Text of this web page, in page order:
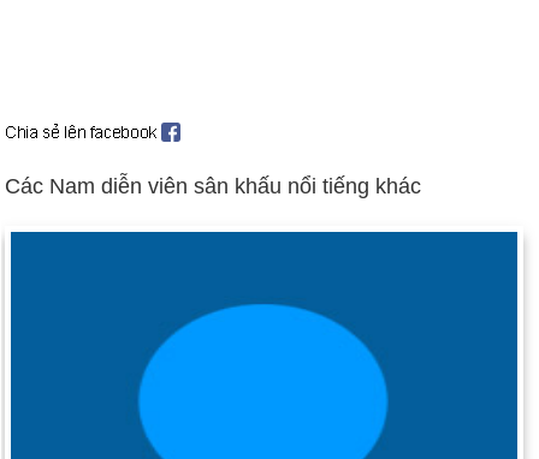
Các Nam diễn viên sân khấu nổi tiếng khác